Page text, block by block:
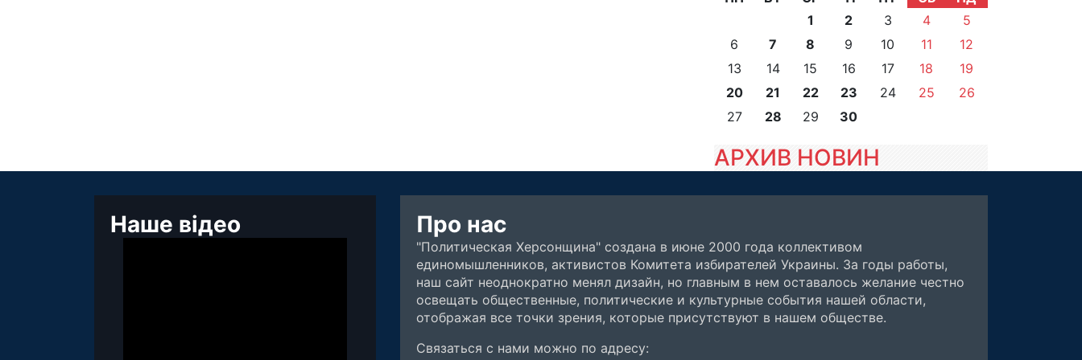
1
2 3 4
5
6
7 8 9 10 11
12
13
14 15 16 17 18
19
20
21 22 23 24 25
26
27
28 29 30
АРХИВ НОВИН
Наше відео Про нас
"Политическая Херсонщина" создана в июне 2000 года коллективом
единомышленников, активистов Комитета избирателей Украины. За годы работы,
наш сайт неоднократно менял дизайн, но главным в нем оставалось желание честно
освещать общественные, политические и культурные события нашей области,
отображая все точки зрения, которые присутствуют в нашем обществе.
Связаться с нами можно по адресу: